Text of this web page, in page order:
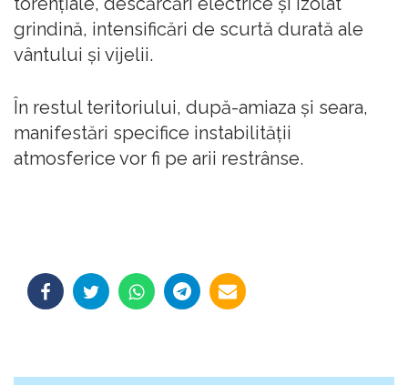
grindină, intensificări de scurtă durată ale
vântului și vijelii.
În restul teritoriului, după-amiaza și seara,
manifestări specifice instabilității
atmosferice vor fi pe arii restrânse.